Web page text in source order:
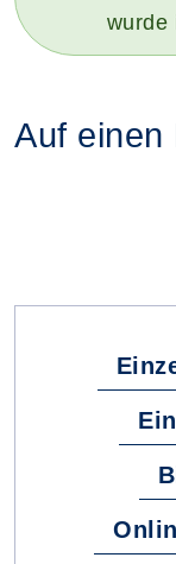
wurde
Auf einen